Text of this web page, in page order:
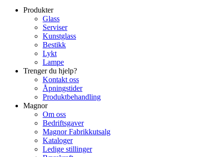
Produkter
Glass
Serviser
Kunstglass
Bestikk
Lykt
Lampe
Trenger du hjelp?
Kontakt oss
Åpningstider
Produktbehandling
Magnor
Om oss
Bedriftsgaver
Magnor Fabrikkutsalg
Kataloger
Ledige stillinger